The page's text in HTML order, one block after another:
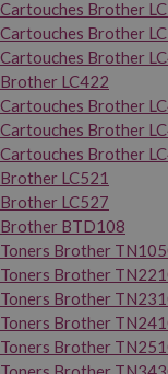
Cartouches Brother
Cartouches Brother
Cartouches Brother
Brother LC422
Cartouches Brother
Cartouches Brother
Cartouches Brother
Brother LC521
Brother LC527
Brother BTD108
Toners Brother
Toners Brother
Toners Brother
Toners Brother
Toners Brother